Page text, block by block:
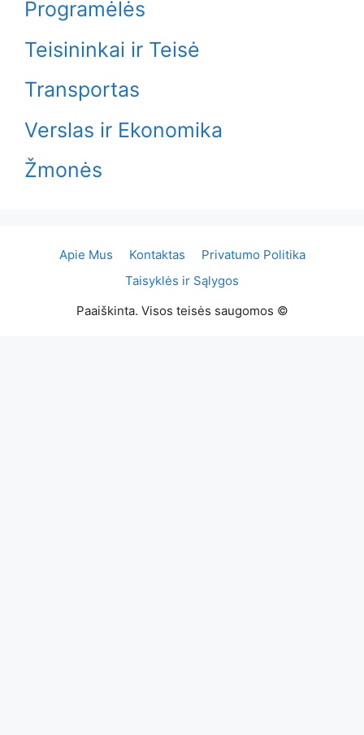
Programėlės
Teisininkai ir Teisė
Transportas
Verslas ir Ekonomika
Žmonės
Apie Mus Kontaktas
Privatumo Politika
Taisyklės ir Sąlygos
Paaiškinta. Visos teisės saugomos ©